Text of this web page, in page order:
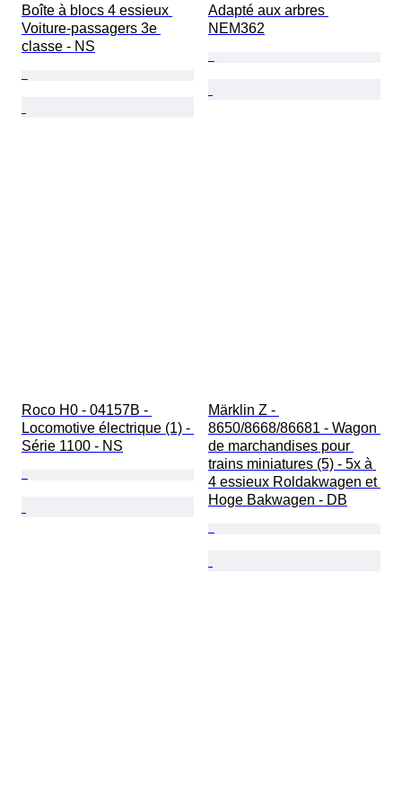
Boîte à blocs 4 essieux
Voiture-passagers 3e
classe - NS
Adapté aux arbres
NEM362
Roco H0 - 04157B -
Locomotive électrique (1) -
Série 1100 - NS
Märklin Z -
8650/8668/86681 - Wagon
de marchandises pour
trains miniatures (5) - 5x à
4 essieux Roldakwagen et
Hoge Bakwagen - DB